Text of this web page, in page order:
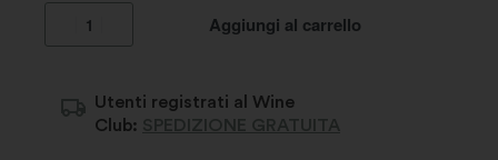
Aggiungi al carrello
Utenti registrati al Wine
Club: